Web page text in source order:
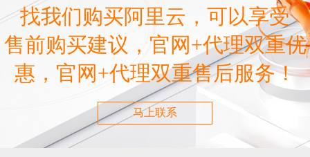
找我们购买阿里云，可以享受
售前购买建议，官网+代理双重优
惠，官网+代理双重售后服务！
马上联系